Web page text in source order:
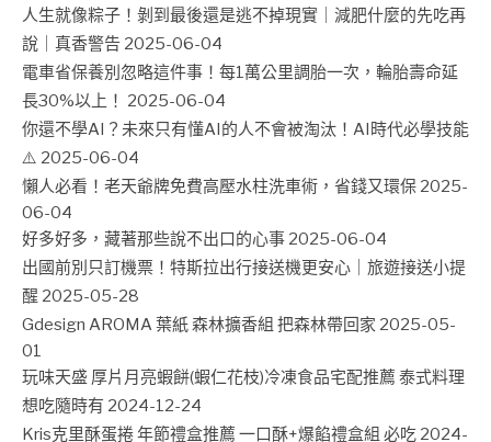
人生就像粽子！剝到最後還是逃不掉現實｜減肥什麼的先吃再
說｜真香警告 2025-06-04
電車省保養別忽略這件事！每1萬公里調胎一次，輪胎壽命延
長30%以上！ 2025-06-04
你還不學AI？未來只有懂AI的人不會被淘汰！AI時代必學技能
⚠️ 2025-06-04
懶人必看！老天爺牌免費高壓水柱洗車術，省錢又環保 2025-
06-04
好多好多，藏著那些說不出口的心事 2025-06-04
出國前別只訂機票！特斯拉出行接送機更安心｜旅遊接送小提
醒 2025-05-28
Gdesign AROMA 葉紙 森林擴香組 把森林帶回家 2025-05-
01
玩味天盛 厚片月亮蝦餅(蝦仁花枝)冷凍食品宅配推薦 泰式料理
想吃隨時有 2024-12-24
Kris克里酥蛋捲 年節禮盒推薦 一口酥+爆餡禮盒組 必吃 2024-